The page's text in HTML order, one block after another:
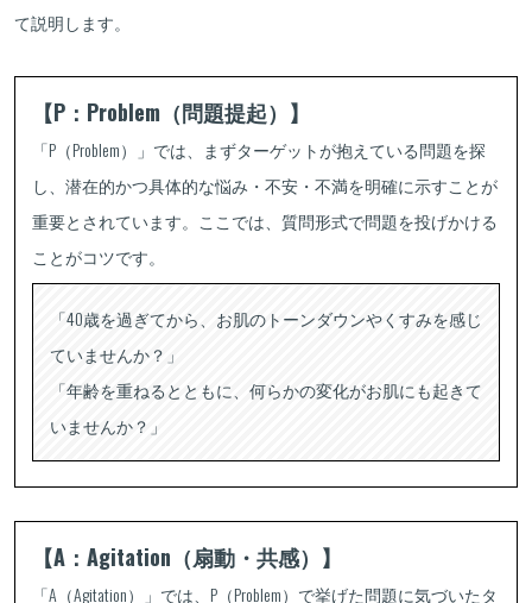
て説明します。
【P：Problem（問題提起）】
「P（Problem）」では、まずターゲットが抱えている問題を探
し、潜在的かつ具体的な悩み・不安・不満を明確に示すことが
重要とされています。ここでは、質問形式で問題を投げかける
ことがコツです。
「40歳を過ぎてから、お肌のトーンダウンやくすみを感じ
ていませんか？」
「年齢を重ねるとともに、何らかの変化がお肌にも起きて
いませんか？」
【A：Agitation（扇動・共感）】
「A（Agitation）」では、P（Problem）で挙げた問題に気づいたタ